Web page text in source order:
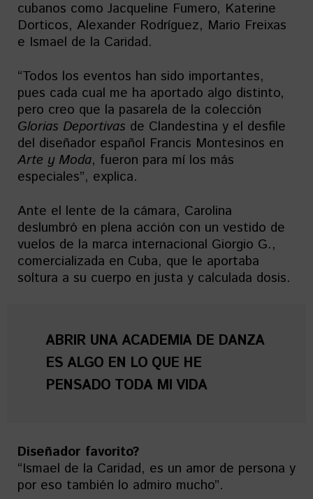
cubanos como Jacqueline Fumero, Katerine
Dorticos, Alexander Rodríguez, Mario Freixas
e Ismael de la Caridad.
“Todos los eventos han sido importantes,
pues cada cual me ha aportado algo distinto,
pero creo que la pasarela de la colección
Glorias Deportivas de Clandestina y el desfile
del diseñador español Francis Montesinos en
Arte y Moda, fueron para mí los más
especiales”, explica.
Ante el lente de la cámara, Carolina
deslumbró en plena acción con un vestido de
vuelos de la marca internacional Giorgio G.,
comercializada en Cuba, que le aportaba
soltura a su cuerpo en justa y calculada dosis.
ABRIR UNA ACADEMIA DE DANZA
ES ALGO EN LO QUE HE
PENSADO TODA MI VIDA
Diseñador favorito?
“Ismael de la Caridad, es un amor de persona y
por eso también lo admiro mucho”.